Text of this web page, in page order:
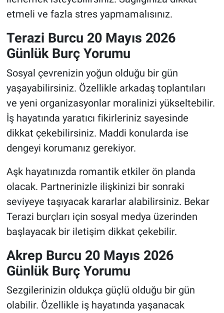
etmeli ve fazla stres yapmamalısınız.
Terazi Burcu 20 Mayıs 2026
Günlük Burç Yorumu
Sosyal çevrenizin yoğun olduğu bir gün
yaşayabilirsiniz. Özellikle arkadaş toplantıları
ve yeni organizasyonlar moralinizi yükseltebilir.
İş hayatında yaratıcı fikirleriniz sayesinde
dikkat çekebilirsiniz. Maddi konularda ise
dengeyi korumanız gerekiyor.
Aşk hayatınızda romantik etkiler ön planda
olacak. Partnerinizle ilişkinizi bir sonraki
seviyeye taşıyacak kararlar alabilirsiniz. Bekar
Terazi burçları için sosyal medya üzerinden
başlayacak bir iletişim dikkat çekebilir.
Akrep Burcu 20 Mayıs 2026
Günlük Burç Yorumu
Sezgilerinizin oldukça güçlü olduğu bir gün
olabilir. Özellikle iş hayatında yaşanacak